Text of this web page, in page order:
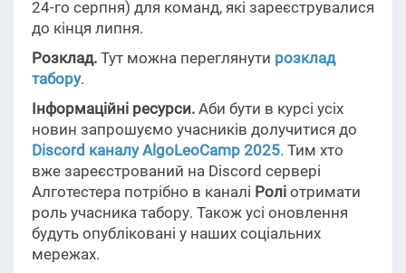
24-го серпня) для команд, які зареєструвалися
до кінця липня.
Розклад. Тут можна переглянути розклад
табору.
Інформаційні ресурси. Аби бути в курсі усіх
новин запрошуємо учасників долучитися до
Discord каналу AlgoLeoCamp 2025. Тим хто
вже зареєстрований на Discord сервері
Алготестера потрібно в каналі Ролі отримати
роль учасника табору. Також усі оновлення
будуть опубліковані у наших соціальних
мережах.